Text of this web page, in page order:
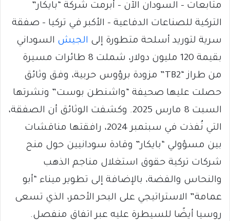
متابعات – السودان الآن – أبرمت شركة “بايكار”
التركية للصناعات الدفاعية – الأكبر في تركيا – صفقة
سرية لتوريد أسلحة متطورة إلى الجيش السوداني
بقيمة 120 مليون دولار، شملت 8 طائرات مسيرة
من طراز “TB2” مزودة برؤوس حربية، وفق وثائق
حصلت عليها صحيفة “واشنطن بوست” ونشرتها
السبت 8 مارس 2025. وكشفت الوثائق أن الصفقة،
التي نُفذت في سبتمبر 2024، رافقتها مناقشات
بين مسؤولي “بايكار” وقادة سودانيين حول منح
شركات تركية حقوق استغلال مناجم الذهب
والنحاس والفضة، بالإضافة إلى تطوير ميناء “أبو
عمامة” الاستراتيجي على البحر الأحمر، الذي تسعى
روسيا أيضًا للسيطرة عليه عبر اتفاق منفصل.